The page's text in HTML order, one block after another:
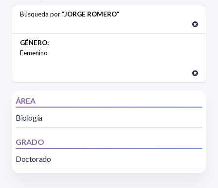
Búsqueda por "JORGE ROMERO"
GÉNERO:
Femenino
ÁREA
Biología
GRADO
Doctorado